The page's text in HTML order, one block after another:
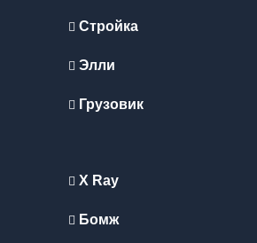
Стройка
Элли
Грузовик
X Ray
Бомж